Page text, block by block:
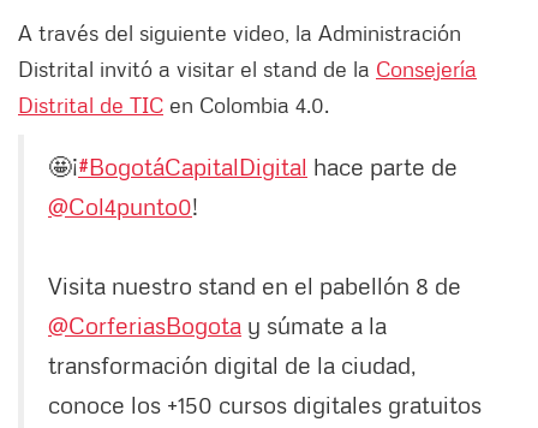
A través del siguiente video, la Administración
Distrital invitó a visitar el stand de la Consejería
Distrital de TIC en Colombia 4.0.
🤩¡#BogotáCapitalDigital hace parte de
@Col4punto0!
Visita nuestro stand en el pabellón 8 de
@CorferiasBogota y súmate a la
transformación digital de la ciudad,
conoce los +150 cursos digitales gratuitos